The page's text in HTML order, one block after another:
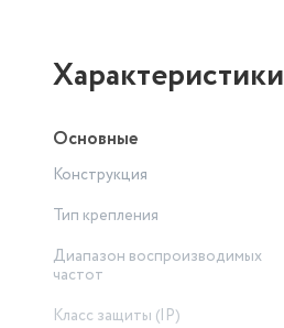
Характеристики
Основные
Конструкция
Тип крепления
Диапазон воспроизводимых
частот
Класс защиты (IP)